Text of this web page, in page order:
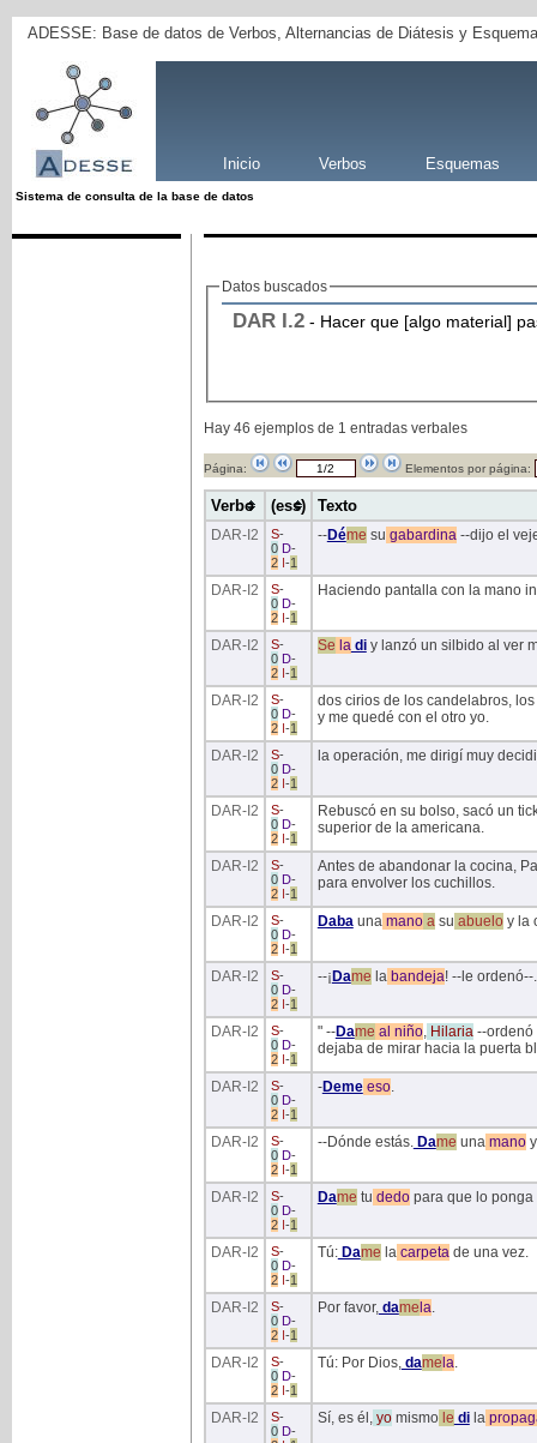
ADESSE: Base de datos de Verbos, Alternancias de Diátesis y
Inicio Verbos Esquemas
Sistema de consulta de la base de datos
Datos buscados
DAR I.2 - Hacer que [algo material]
Hay 46 ejemplos de 1 entradas verbales
Página: Elementos por página:
Verbo (ess) Texto
DAR-I2 S-
0 D-
2 -1
--Déme su gabardina--dijo el
DAR-I2 S-
0 D-
2 -1
Haciendo pantalla con la mano
DAR-I2 S-
0 D-
2 -1
Se ladiy lanzó un silbido al ver
DAR-I2 S-
0 D-
2 -1
dos cirios de los candelabros,
y me quedé con el otro yo.
DAR-I2 S-
0 D-
2 -1
la operación, me dirigí muy
DAR-I2 S-
0 D-
2 -1
Rebuscó en su bolso, sacó un
superior de la americana.
DAR-I2 S-
0 D-
2 -1
Antes de abandonar la cocina,
para envolver los cuchillos.
DAR-I2 S-
0 D-
2 -1
Dabaunamanoasu abuelo y la
DAR-I2 S-
0 D-
2 -1
--¡ Dame labandeja! --le ordenó--.
DAR-I2 S-
0 D-
2 -1
" --Dame al niño,Hilaria--ordenó
dejaba de mirar hacia la puerta
DAR-I2 S-
0 D-
2 -1
-Demeeso.
DAR-I2 S-
0 D-
2 -1
--Dónde estás.Dame unamanoy
DAR-I2 S-
0 D-
2 -1
Dame tu dedopara que lo ponga
DAR-I2 S-
0 D-
2 -1
Tú:Dame lacarpetade una vez.
DAR-I2 S-
0 D-
2 -1
Por favor,dame la.
DAR-I2 S-
0 D-
2 -1
Tú: Por Dios,dame la.
DAR-I2 S-
0 D-
Sí, es él,yomismole dila